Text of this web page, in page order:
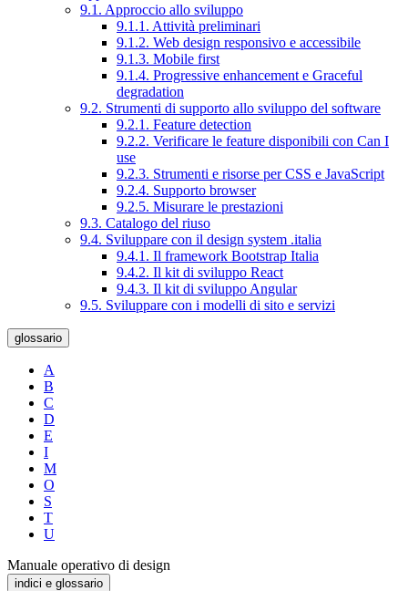
9.1. Approccio allo sviluppo
9.1.1. Attività preliminari
9.1.2. Web design responsivo e accessibile
9.1.3. Mobile first
9.1.4. Progressive enhancement e Graceful
degradation
9.2. Strumenti di supporto allo sviluppo del software
9.2.1. Feature detection
9.2.2. Verificare le feature disponibili con Can I
use
9.2.3. Strumenti e risorse per CSS e JavaScript
9.2.4. Supporto browser
9.2.5. Misurare le prestazioni
9.3. Catalogo del riuso
9.4. Sviluppare con il design system .italia
9.4.1. Il framework Bootstrap Italia
9.4.2. Il kit di sviluppo React
9.4.3. Il kit di sviluppo Angular
9.5. Sviluppare con i modelli di sito e servizi
glossario
A
B
C
D
E
I
M
O
S
T
U
Manuale operativo di design
indici e glossario